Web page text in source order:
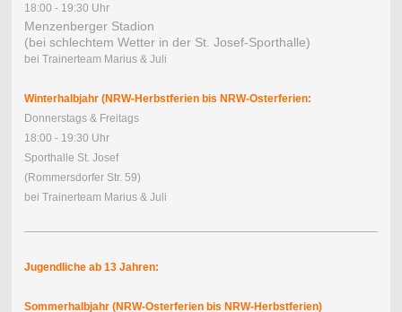
18:00 - 19:30 Uhr
Menzenberger Stadion
(bei schlechtem Wetter in der St. Josef-Sporthalle)
bei Trainerteam Marius & Juli
Winterhalbjahr (NRW-Herbstferien bis NRW-Osterferien:
Donnerstags & Freitags
18:00 - 19:30 Uhr
Sporthalle St. Josef
(Rommersdorfer Str. 59)
bei Trainerteam Marius & Juli
Jugendliche ab 13 Jahren:
Sommerhalbjahr (NRW-Osterferien bis NRW-Herbstferien)